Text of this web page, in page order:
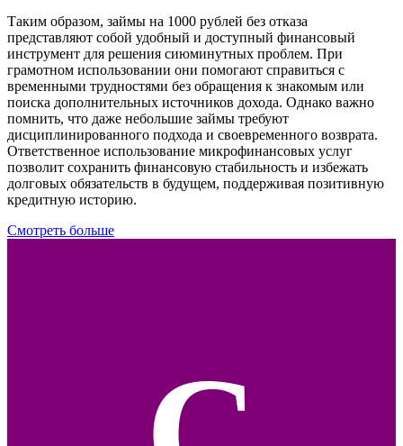
Таким образом, займы на 1000 рублей без отказа
представляют собой удобный и доступный финансовый
инструмент для решения сиюминутных проблем. При
грамотном использовании они помогают справиться с
временными трудностями без обращения к знакомым или
поиска дополнительных источников дохода. Однако важно
помнить, что даже небольшие займы требуют
дисциплинированного подхода и своевременного возврата.
Ответственное использование микрофинансовых услуг
позволит сохранить финансовую стабильность и избежать
долговых обязательств в будущем, поддерживая позитивную
кредитную историю.
Смотреть больше